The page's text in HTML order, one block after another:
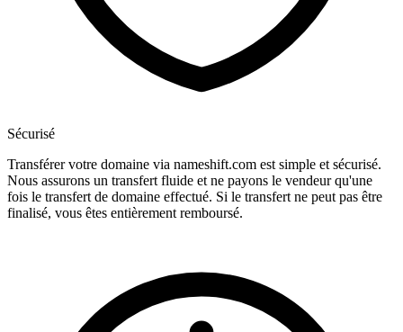
Sécurisé
Transférer votre domaine via nameshift.com est simple et sécurisé.
Nous assurons un transfert fluide et ne payons le vendeur qu'une
fois le transfert de domaine effectué. Si le transfert ne peut pas être
finalisé, vous êtes entièrement remboursé.